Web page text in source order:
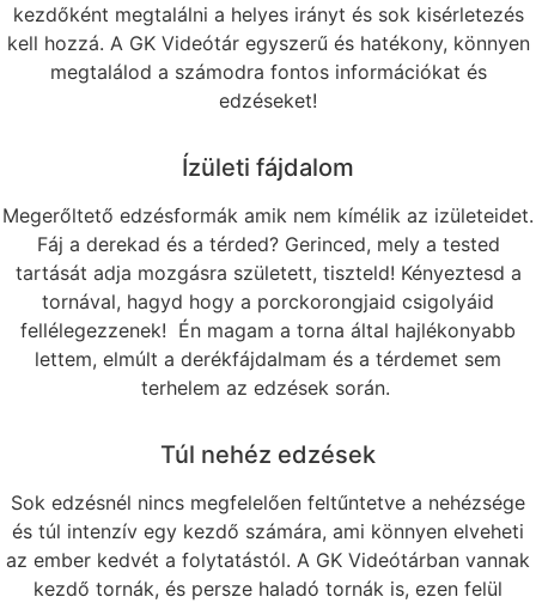
kezdőként megtalálni a helyes irányt és sok kisérletezés
kell hozzá. A GK Videótár egyszerű és hatékony, könnyen
megtalálod a számodra fontos információkat és
edzéseket!
Ízületi fájdalom
Megerőltető edzésformák amik nem kímélik az izületeidet.
Fáj a derekad és a térded? Gerinced, mely a tested
tartását adja mozgásra született, tiszteld! Kényeztesd a
tornával, hagyd hogy a porckorongjaid csigolyáid
fellélegezzenek! Én magam a torna által hajlékonyabb
lettem, elmúlt a derékfájdalmam és a térdemet sem
terhelem az edzések során.
Túl nehéz edzések
Sok edzésnél nincs megfelelően feltűntetve a nehézsége
és túl intenzív egy kezdő számára, ami könnyen elveheti
az ember kedvét a folytatástól. A GK Videótárban vannak
kezdő tornák, és persze haladó tornák is, ezen felül